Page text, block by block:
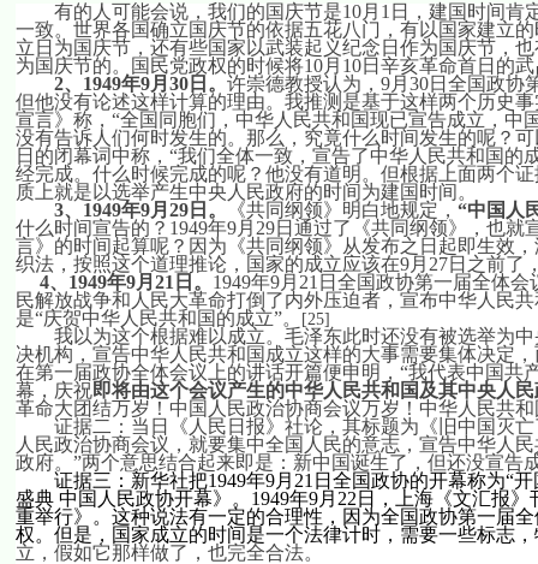
有的人可能会说，我们的国庆节是10月 1 日
，建国时间肯
一致。世界各国确立国庆节的依据五花八门，有以国家建立
立日为国庆节，还有些国家以武装起义纪念日作为国庆节，
为国庆节的。国民党政权的时候将10月 10日 辛亥革命首日的
2、 1949年9月 30日 。 许崇德教授认为， 9月 30日 全国政协
但他没有论述这样计算的理由。我推测是基于这样两个历史
宣言》称，“全国同胞们，中华人民共和国现已宣告成立，中
没有告诉人们何时发生的。那么，究竟什么时间发生的呢？
日 的闭幕词中称，“我们全体一致，宣告了中华人民共和国的
经完成。什么时候完成的呢？他没有道明。但根据上面两个
质上就是以选举产生中央人民政府的时间为建国时间。
3、 1949年9月 29日 。 《共同纲领》明白地规定， “中国人
什么时间宣告的？ 1949年9月 29日 通过了《共同纲领》，也就
言》的时间起算呢？因为《共同纲领》从发布之日起即生效
织法，按照这个道理推论，国家的成立应该在9月 27日 之前了
4、 1949年9月 21 日 。 1949年9月 21 日 全国政协第一届全体会
民解放战争和人民大革命打倒了内外压迫者，宣布中华人民
是“庆贺中华人民共和国的成立”。
[25]
我以为这个根据难以成立。毛泽东此时还没有被选举为
决机构，宣告中华人民共和国成立这样的大事需要集体决定
在第一届政协全体会议上的讲话开篇便申明，“我代表中国
幕，庆祝即将由这个会议产生的中华人民共和国及其中央人
革命大团结万岁！中国人民政治协商会议万岁！中华人民共
证据二：当日《人民日报》社论，其标题为《旧中国灭
人民政治协商会议，就要集中全国人民的意志，宣告中华人
政府。”两个意思结合起来即是：新中国诞生了，但还没宣告
证据三：新华社把1949年9月 21 日 全国政协的开幕称为“
盛典 中国人民政协开幕》。 1949年9月 22 日
，上海《文汇报
重举行》。这种说法有一定的合理性，因为全国政协第一届
权。但是，国家成立的时间是一个法律计时，需要一些标志
立，假如它那样做了，也完全合法。